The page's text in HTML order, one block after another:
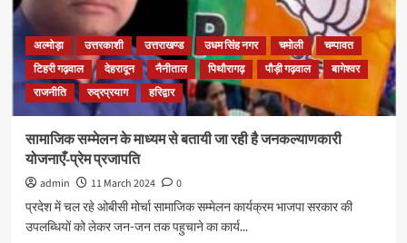
अल्मोड़ा उत्तरकाशी उत्तराखण्ड उधम सिंह नगर चमोली
चम्पावत
टिहरी गढ़वाल
देहरादून नैनीताल पिथौरागढ़ पौड़ी गढ़वाल
बागेश्वर
राजनीति
रुद्रप्रयाग हरिद्वार
सामाजिक सम्मेलन के माध्यम से बतायी जा रही है जनकल्याणकारी
योजनाएँ-प्रेम प्रजापति
admin 11 March 2024
0
प्रदेश में चल रहे ओबीसी मोर्चा सामाजिक सम्मेलन कार्यक्रम भाजपा सरकार की
उपलब्धियों को लेकर जन-जन तक पहुचाने का कार्य...